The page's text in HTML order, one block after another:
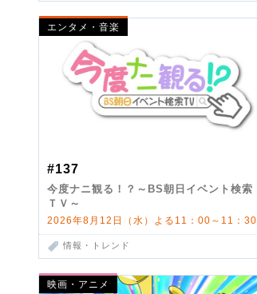
エンタメ・音楽
#137
今度ナニ観る！？～BS朝日イベント検索
ＴＶ～
2026年8月12日（水）よる11：00～11：30
情報・トレンド
映画・アニメ